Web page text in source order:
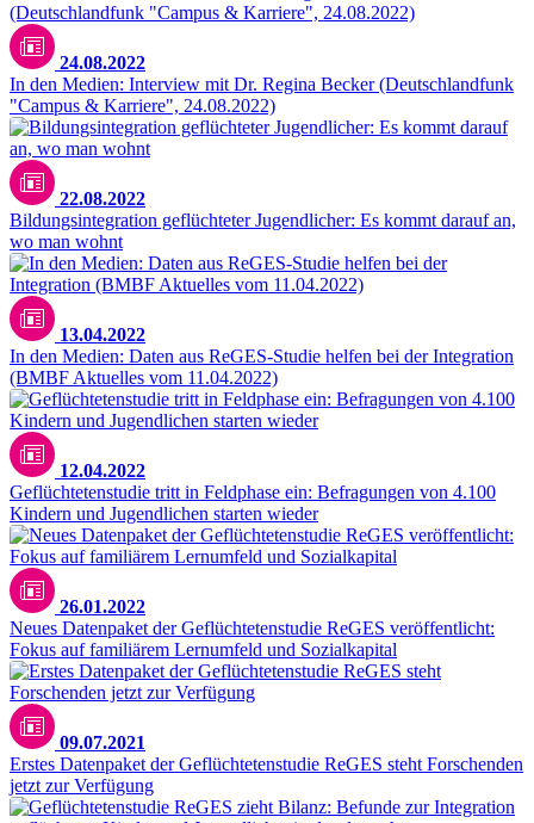
24.08.2022
In den Medien: Interview mit Dr. Regina Becker (Deutschlandfunk
"Campus & Karriere", 24.08.2022)
22.08.2022
Bildungsintegration geflüchteter Jugendlicher: Es kommt darauf an,
wo man wohnt
13.04.2022
In den Medien: Daten aus ReGES-Studie helfen bei der Integration
(BMBF Aktuelles vom 11.04.2022)
12.04.2022
Geflüchtetenstudie tritt in Feldphase ein: Befragungen von 4.100
Kindern und Jugendlichen starten wieder
26.01.2022
Neues Datenpaket der Geflüchtetenstudie ReGES veröffentlicht:
Fokus auf familiärem Lernumfeld und Sozialkapital
09.07.2021
Erstes Datenpaket der Geflüchtetenstudie ReGES steht Forschenden
jetzt zur Verfügung